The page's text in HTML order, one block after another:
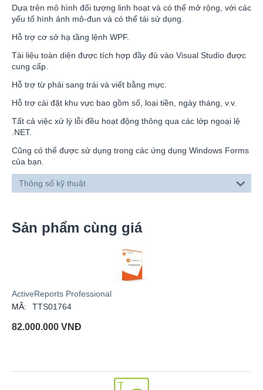
Dựa trên mô hình đối tượng linh hoạt và có thể mở rộng, với các
yếu tố hình ảnh mô-đun và có thể tái sử dụng.
Hỗ trợ cơ sở hạ tầng lệnh WPF.
Tài liệu toàn diện được tích hợp đầy đủ vào Visual Studio được
cung cấp.
Hỗ trợ từ phải sang trái và viết bằng mực.
Hỗ trợ cài đặt khu vực bao gồm số, loại tiền, ngày tháng, v.v.
Tất cả việc xử lý lỗi đều hoạt động thông qua các lớp ngoại lệ
.NET.
Cũng có thể được sử dụng trong các ứng dụng Windows Forms
của bạn.
Thông số kỹ thuật
Sản phẩm cùng giá
ActiveReports Professional
MÃ:
TTS01764
82.000.000 VNĐ